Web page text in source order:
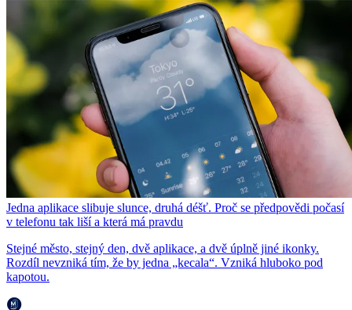
Jedna aplikace slibuje slunce, druhá déšť. Proč se předpovědi počasí
v telefonu tak liší a která má pravdu
Stejné město, stejný den, dvě aplikace, a dvě úplně jiné ikonky.
Rozdíl nevzniká tím, že by jedna „kecala“. Vzniká hluboko pod
kapotou.